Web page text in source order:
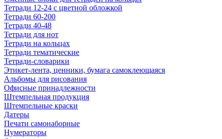
Тетради 12-24 с цветной обложкой
Тетради 60-200
Тетради 40-48
Тетради для нот
Тетради на кольцах
Тетради тематические
Тетради-словарики
Этикет-лента, ценники, бумага самоклеющаяся
Альбомы для рисования
Офисные принадлежности
Штемпельная продукция
Штемпельные краски
Датеры
Печати самонаборные
Нумераторы